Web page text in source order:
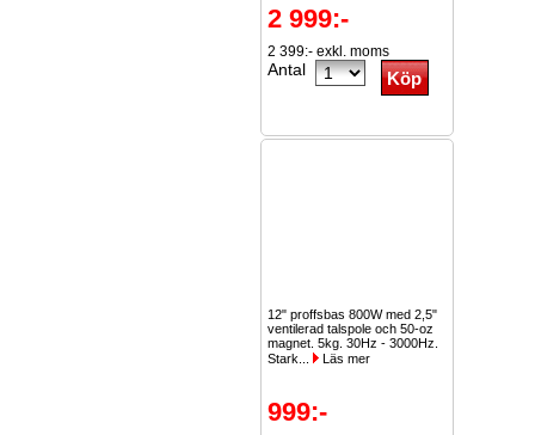
2 999:-
2 399:- exkl. moms
Antal
12" proffsbas 800W med 2,5"
ventilerad talspole och 50-oz
magnet. 5kg. 30Hz - 3000Hz.
Stark...
Läs mer
999:-